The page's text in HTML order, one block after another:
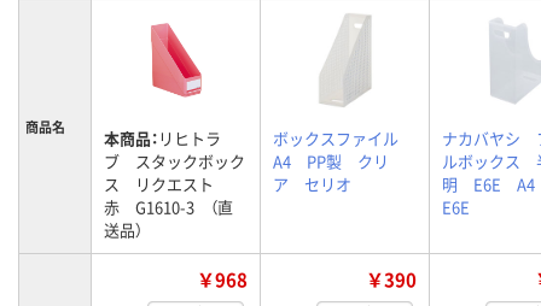
商品名 本商品： リヒトラ
ブ スタックボック
ス リクエスト
赤 G1610-3 （直
送品）
ボックスファイル
A4 PP製 クリ
ア セリオ
ナカバヤシ
ルボックス
明 E6E
E6E
￥968 ￥390